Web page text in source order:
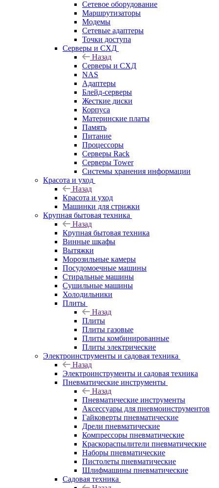
Сетевое оборудование
Маршрутизаторы
Модемы
Сетевые адаптеры
Точки доступа
Серверы и СХД
Назад
Серверы и СХД
NAS
Адаптеры
Блейд-серверы
Жесткие диски
Корпуса
Материнские платы
Память
Питание
Процессоры
Серверы Rack
Серверы Tower
Системы хранения информации
Красота и уход
Назад
Красота и уход
Машинки для стрижки
Крупная бытовая техника
Назад
Крупная бытовая техника
Винные шкафы
Вытяжки
Морозильные камеры
Посудомоечные машины
Стиральные машины
Сушильные машины
Холодильники
Плиты
Назад
Плиты
Плиты газовые
Плиты комбинированные
Плиты электрические
Электроинструменты и садовая техника
Назад
Электроинструменты и садовая техника
Пневматические инструменты
Назад
Пневматические инструменты
Аксессуары для пневмоинструментов
Гайковерты пневматические
Дрели пневматические
Компрессоры пневматические
Краскораспылители пневматические
Наборы пневматические
Пистолеты пневматические
Шлифмашины пневматические
Садовая техника